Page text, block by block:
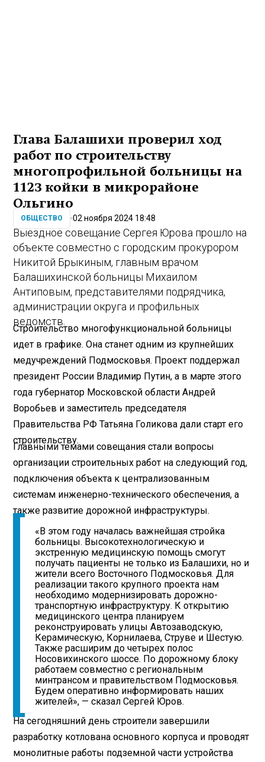
Глава Балашихи проверил ход
работ по строительству
многопрофильной больницы на
1123 койки в микрорайоне
Ольгино
ОБЩЕСТВО 02 ноября 2024 18:48
Выездное совещание Сергея Юрова прошло на
объекте совместно с городским прокурором
Никитой Брыкиным, главным врачом
Балашихинской больницы Михаилом
Антиповым, представителями подрядчика,
администрации округа и профильных
ведомств.
Строительство многофункциональной больницы
идет в графике. Она станет одним из крупнейших
медучреждений Подмосковья. Проект поддержал
президент России Владимир Путин, а в марте этого
года губернатор Московской области Андрей
Воробьев и заместитель председателя
Правительства РФ Татьяна Голикова дали старт его
строительству.
Главными темами совещания стали вопросы
организации строительных работ на следующий год,
подключения объекта к централизованным
системам инженерно-технического обеспечения, а
также развитие дорожной инфраструктуры.
«В этом году началась важнейшая стройка
больницы. Высокотехнологическую и
экстренную медицинскую помощь смогут
получать пациенты не только из Балашихи, но и
жители всего Восточного Подмосковья. Для
реализации такого крупного проекта нам
необходимо модернизировать дорожно-
транспортную инфраструктуру. К открытию
медицинского центра планируем
реконструировать улицы Автозаводскую,
Керамическую, Корнилаева, Струве и Шестую.
Также расширим до четырех полос
Носовихинского шоссе. По дорожному блоку
работаем совместно с региональным
минтрансом и правительством Подмосковья.
Будем оперативно информировать наших
жителей», — сказал Сергей Юров.
На сегодняшний день строители завершили
разработку котлована основного корпуса и проводят
монолитные работы подземной части устройства